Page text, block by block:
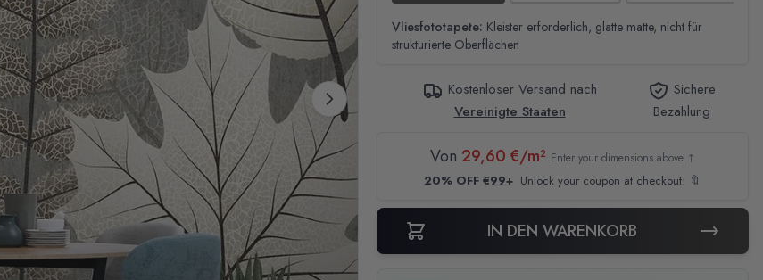
Vliesfototapete: Kleister erforderlich, glatte matte, nicht für
strukturierte Oberflächen
Kostenloser Versand nach
Vereinigte Staaten
Sichere
Bezahlung
Von 29,60 €/m² Enter your dimensions above ↑
20% OFF €99+ Unlock your coupon at checkout! 🔖
IN DEN WARENKORB